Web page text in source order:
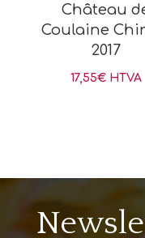
Château
Coulaine
2017
17,55€ HTVA